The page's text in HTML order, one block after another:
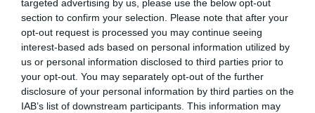
targeted advertising by us, please use the below opt-out
section to confirm your selection. Please note that after your
opt-out request is processed you may continue seeing
interest-based ads based on personal information utilized by
us or personal information disclosed to third parties prior to
your opt-out. You may separately opt-out of the further
disclosure of your personal information by third parties on the
IAB’s list of downstream participants. This information may